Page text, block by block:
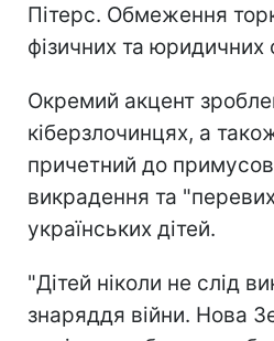
Пітерс. Обмеження
фізичних та юридичних
Окремий акцент
кіберзлочинцях, а
причетний до
викрадення та
українських дітей.
"Дітей ніколи не слід
знаряддя війни. Нова